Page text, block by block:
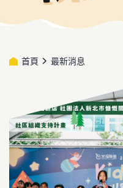
首頁 最新消息